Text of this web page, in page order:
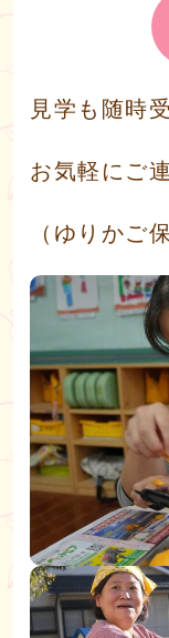
見学も随時
お気軽にご
（ゆりか